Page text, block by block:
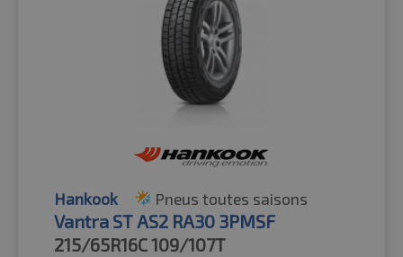
Hankook Pneus toutes saisons
Vantra ST AS2 RA30 3PMSF
215/65R16C109/107T